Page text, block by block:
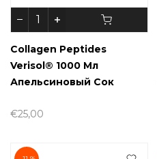
Collagen Peptides
Verisol® 1000 Мл
Апельсиновый Сок
€25,00